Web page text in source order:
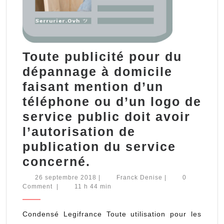
Toute publicité pour du
dépannage à domicile
faisant mention d’un
téléphone ou d’un logo de
service public doit avoir
l’autorisation de
publication du service
concerné.
publicité
pour
dépannage
26 septembre 2018 26
septembre
Franck Denise Franck0
Comment
11 h 44 min
Condensé Legifrance Toute utilisation pour les